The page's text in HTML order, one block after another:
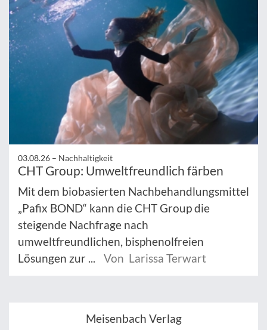
03.08.26 – Nachhaltigkeit
CHT Group: Umweltfreundlich färben
Mit dem biobasierten Nachbehandlungsmittel
„Pafix BOND“ kann die CHT Group die
steigende Nachfrage nach
umweltfreundlichen, bisphenolfreien
Lösungen zur ...
Von Larissa Terwart
Meisenbach Verlag